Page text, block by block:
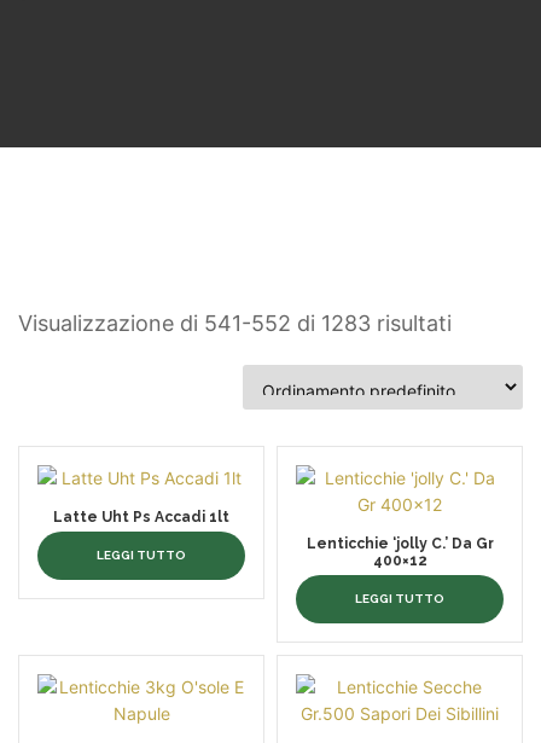
Visualizzazione di 541-552 di 1283 risultati
Latte Uht Ps Accadi 1lt
LEGGI TUTTO
Lenticchie ‘jolly C.’ Da Gr
400×12
LEGGI TUTTO